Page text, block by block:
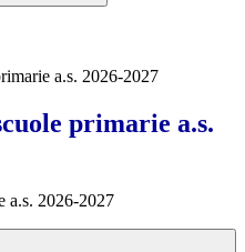
a.s. 2026-2027
primarie a.s.
a.s. 2026-2027